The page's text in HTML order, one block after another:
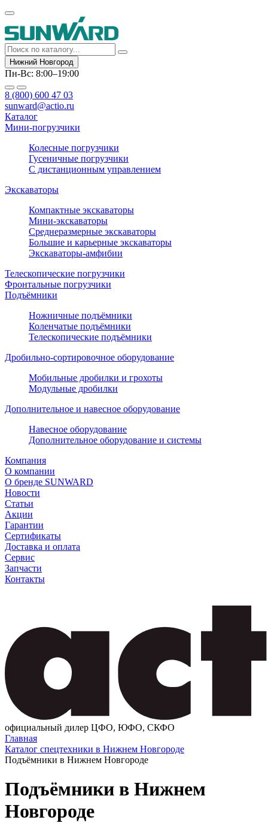
Нижний Новгород
Пн-Вс: 8:00–19:00
8 (800) 600 47 03
sunward@actio.ru
Каталог
Мини-погрузчики
Колесные погрузчики
Гусеничные погрузчики
С дистанционным управлением
Экскаваторы
Компактные экскаваторы
Мини-экскаваторы
Среднеразмерные экскаваторы
Большие и карьерные экскаваторы
Экскаваторы-амфибии
Телескопические погрузчики
Фронтальные погрузчики
Подъёмники
Ножничные подъёмники
Коленчатые подъёмники
Телескопические подъёмники
Дробильно-сортировочное оборудование
Мобильные дробилки и грохоты
Модульные дробилки
Дополнительное и навесное оборудование
Навесное оборудование
Дополнительное оборудование и системы
Компания
О компании
О бренде SUNWARD
Новости
Статьи
Акции
Гарантии
Сертификаты
Доставка и оплата
Сервис
Запчасти
Контакты
официальный дилер ЦФО, ЮФО, СКФО
Главная
Каталог спецтехники в Нижнем Новгороде
Подъёмники в Нижнем Новгороде
Подъёмники в Нижнем
Новгороде